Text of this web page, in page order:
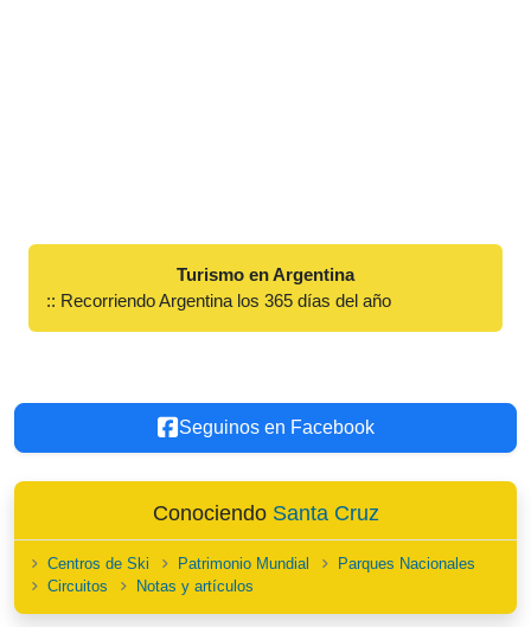
Turismo en Argentina
:: Recorriendo Argentina los 365 días del año
Seguinos en Facebook
Conociendo Santa Cruz
Centros de Ski Patrimonio Mundial
Parques Nacionales
Circuitos
Notas y artículos